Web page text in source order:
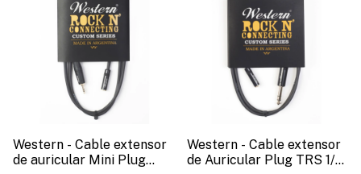
Western - Cable extensor
de auricular Mini Plug
Western - Cable extensor
de Auricular Plug TRS 1/4